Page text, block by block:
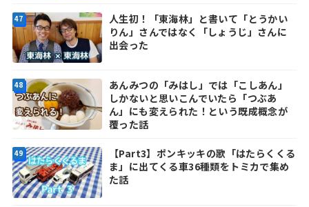
人生初！「東海林」と書いて「とうかい
りん」さんではなく「しょうじ」さんに
出会った
あんみつの「みはし」では「こしあん」
しかないと思いこんでいたら「つぶあ
ん」にも変えられた！という既成概念が
覆った話
【Part3】ポンキッキの歌「はたらくくる
ま」に出てくる車36種類をトミカで集め
た話